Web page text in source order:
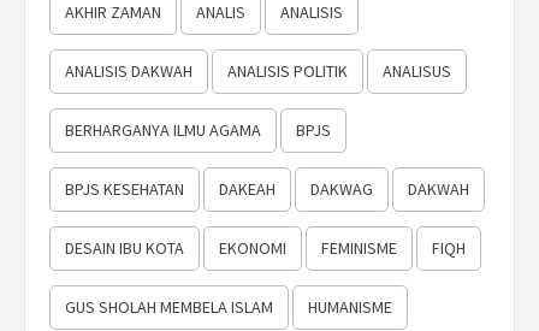
AKHIR ZAMAN ANALIS ANALISIS
ANALISIS DAKWAH ANALISIS POLITIK ANALISUS
BERHARGANYA ILMU AGAMA BPJS
BPJS KESEHATAN DAKEAH DAKWAG DAKWAH
DESAIN IBU KOTA EKONOMI FEMINISME FIQH
GUS SHOLAH MEMBELA ISLAM HUMANISME